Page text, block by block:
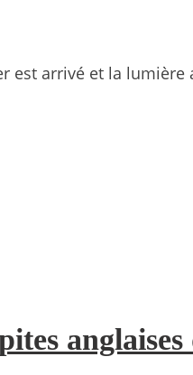
est arrivé et la
anglaises